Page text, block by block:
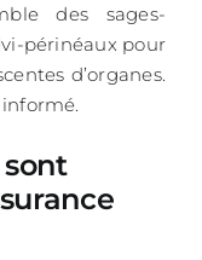
des sages-
périnéaux pour
d’organes.